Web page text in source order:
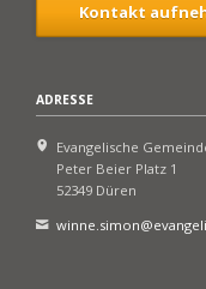
Kontakt
ADRESSE
Evangelische
Peter Beier Platz 1
52349 Düren